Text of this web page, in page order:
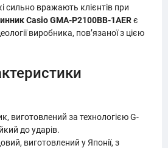
сильно вражають клієнтів при
Casio GMA-P2100BB-1AERє
виробника, пов’язаної з цією
виготовлений за технологією G-
до ударів.
виготовлений у Японії, з